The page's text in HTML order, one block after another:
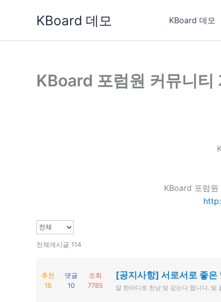
KBoard 데모 KBoard 데모
KBoard 포럼원 커뮤니티
KBoard 포럼
전체게시글 114
추천
16
댓글
10
조회
7785
[공지사항] 서로서로 좋은
말 한마디로 천냥 빚 갚는다 합니다. 빚